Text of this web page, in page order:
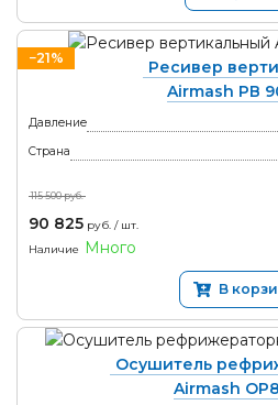
Возврат денежных средств
выявлен заводской дефект и срок
Вместо возврата денежных
Если у Вас возникла
или вернуть товар,
нами по телефону 8-800-
заполните форму
описанием сложившейся
−21%
Ресивер
Airmash РВ
Давление
Страна
115 500 руб.
90 825 руб. / шт.
Наличие
Много
В
Осушитель
Airmash